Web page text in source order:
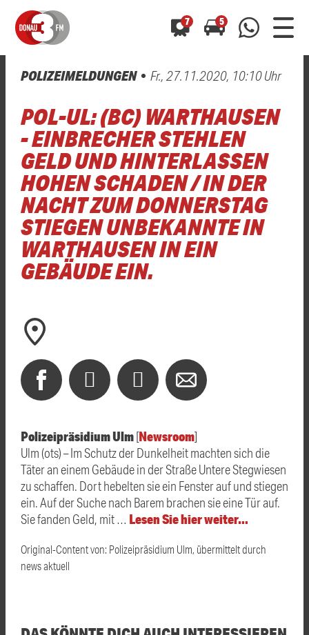
7 5
0800 0 490 400
01520 242 3333
Hast du auch einen Blitzer oder eine Verkehrsbehinderung
gesehen? Ganz einfach melden - kostenlos unter0800 0 490 400
oder perWhatsApp 01520 242 3333
Hast du auch einen Blitzer oder eine Verkehrsbehinderung
gesehen? Ganz einfach melden - kostenlos unter0800 0 490 400
oder perWhatsApp 01520 242 3333
POLIZEIMELDUNGEN Fr., 27.11.2020, 10:10 Uhr
POL-UL: (BC) WARTHAUSEN
- EINBRECHER STEHLEN
GELD UND HINTERLASSEN
HOHEN SCHADEN / IN DER
NACHT ZUM DONNERSTAG
STIEGEN UNBEKANNTE IN
WARTHAUSEN IN EIN
GEBÄUDE EIN.
Polizeipräsidium Ulm[Newsroom]
Ulm (ots) – Im Schutz der Dunkelheit machten sich die
Täter an einem Gebäude in der Straße Untere Stegwiesen
zu schaffen. Dort hebelten sie ein Fenster auf und stiegen
ein. Auf der Suche nach Barem brachen sie eine Tür auf.
Sie fanden Geld, mit … Lesen Sie hier weiter…
Original-Content von: Polizeipräsidium Ulm, übermittelt durch
news aktuell